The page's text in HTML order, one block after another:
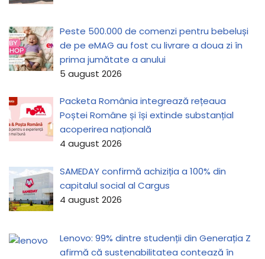
Peste 500.000 de comenzi pentru bebeluși
de pe eMAG au fost cu livrare a doua zi în
prima jumătate a anului
5 august 2026
Packeta România integrează rețeaua
Poștei Române și își extinde substanțial
acoperirea națională
4 august 2026
SAMEDAY confirmă achiziția a 100% din
capitalul social al Cargus
4 august 2026
Lenovo: 99% dintre studenții din Generația Z
afirmă că sustenabilitatea contează în